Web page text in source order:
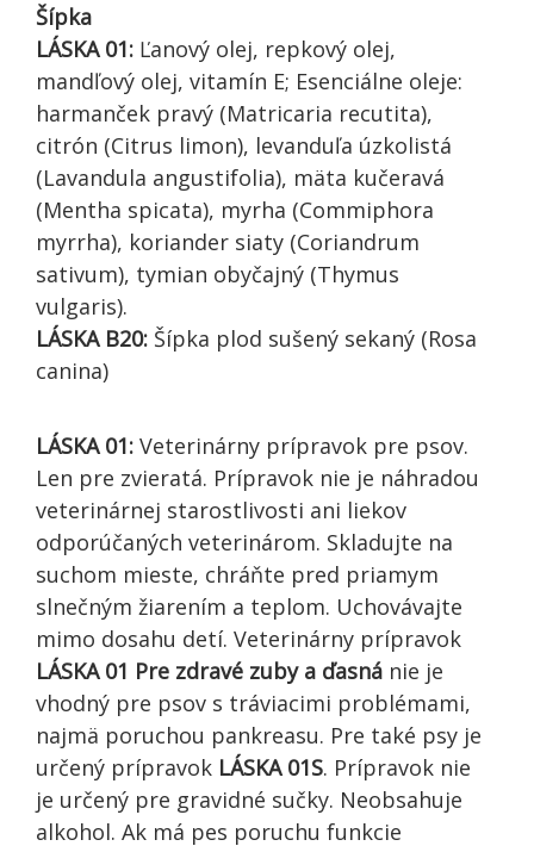
Šípka
LÁSKA 01: Ľanový olej, repkový olej,
mandľový olej, vitamín E; Esenciálne oleje:
harmanček pravý (Matricaria recutita),
citrón (Citrus limon), levanduľa úzkolistá
(Lavandula angustifolia), mäta kučeravá
(Mentha spicata), myrha (Commiphora
myrrha), koriander siaty (Coriandrum
sativum), tymian obyčajný (Thymus
vulgaris).
LÁSKA B20: Šípka plod sušený sekaný (Rosa
canina)
LÁSKA 01: Veterinárny prípravok pre psov.
Len pre zvieratá. Prípravok nie je náhradou
veterinárnej starostlivosti ani liekov
odporúčaných veterinárom. Skladujte na
suchom mieste, chráňte pred priamym
slnečným žiarením a teplom. Uchovávajte
mimo dosahu detí. Veterinárny prípravok
LÁSKA 01 Pre zdravé zuby a ďasná nie je
vhodný pre psov s tráviacimi problémami,
najmä poruchou pankreasu. Pre také psy je
určený prípravok LÁSKA 01S. Prípravok nie
je určený pre gravidné sučky. Neobsahuje
alkohol. Ak má pes poruchu funkcie